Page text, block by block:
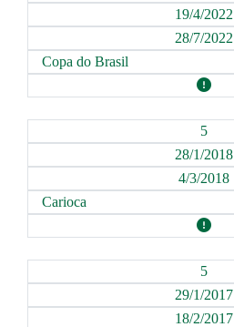
19/4/2022
28/7/2022
Copa do Brasil
5
28/1/2018
4/3/2018
Carioca
5
29/1/2017
18/2/2017